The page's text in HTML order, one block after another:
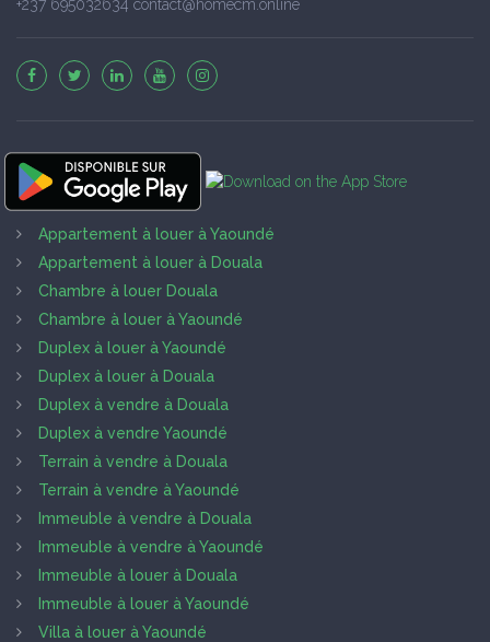
+237 695032634 contact@homecm.online
Appartement à louer à Yaoundé
Appartement à louer à Douala
Chambre à louer Douala
Chambre à louer à Yaoundé
Duplex à louer à Yaoundé
Duplex à louer à Douala
Duplex à vendre à Douala
Duplex à vendre Yaoundé
Terrain à vendre à Douala
Terrain à vendre à Yaoundé
Immeuble à vendre à Douala
Immeuble à vendre à Yaoundé
Immeuble à louer à Douala
Immeuble à louer à Yaoundé
Villa à louer à Yaoundé